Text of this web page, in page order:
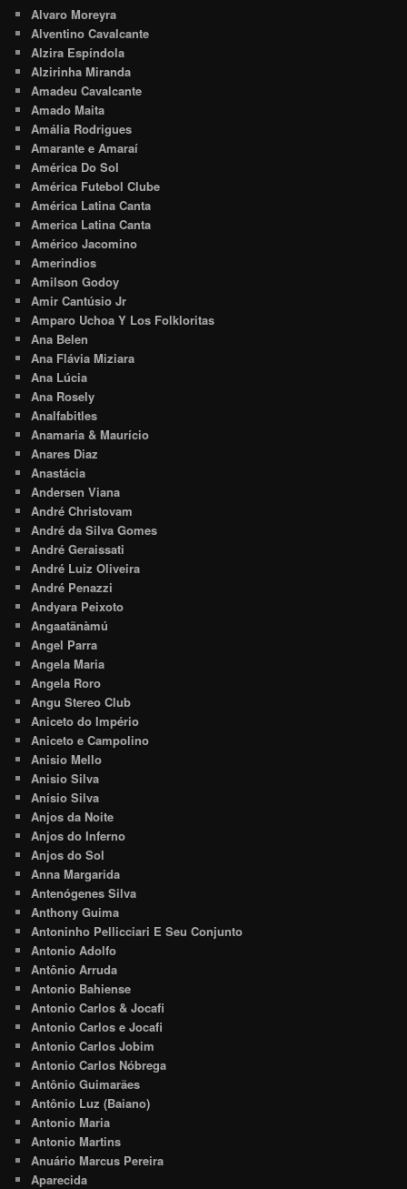
Alvaro Moreyra
Alventino Cavalcante
Alzira Espíndola
Alzirinha Miranda
Amadeu Cavalcante
Amado Maita
Amália Rodrigues
Amarante e Amaraí
América Do Sol
América Futebol Clube
América Latina Canta
America Latina Canta
Américo Jacomino
Amerindios
Amilson Godoy
Amir Cantúsio Jr
Amparo Uchoa Y Los Folkloritas
Ana Belen
Ana Flávia Miziara
Ana Lúcia
Ana Rosely
Analfabitles
Anamaria & Maurício
Anares Diaz
Anastácia
Andersen Viana
André Christovam
André da Silva Gomes
André Geraissati
André Luiz Oliveira
André Penazzi
Andyara Peixoto
Angaatãnàmú
Angel Parra
Angela Maria
Angela Roro
Angu Stereo Club
Aniceto do Império
Aniceto e Campolino
Anisio Mello
Anisio Silva
Anísio Silva
Anjos da Noite
Anjos do Inferno
Anjos do Sol
Anna Margarida
Antenógenes Silva
Anthony Guima
Antoninho Pellicciari E Seu Conjunto
Antonio Adolfo
Antônio Arruda
Antonio Bahiense
Antonio Carlos & Jocafi
Antonio Carlos e Jocafi
Antonio Carlos Jobim
Antonio Carlos Nóbrega
Antônio Guimarães
Antônio Luz (Baiano)
Antonio Maria
Antonio Martins
Anuário Marcus Pereira
Aparecida